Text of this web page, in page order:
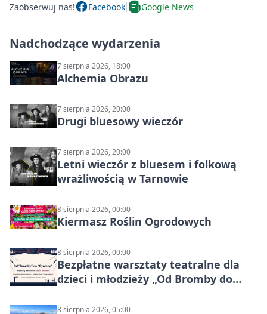
Zaobserwuj nas! Facebook Google News
Nadchodzące wydarzenia
7 sierpnia 2026, 18:00
Alchemia Obrazu
7 sierpnia 2026, 20:00
Drugi bluesowy wieczór
7 sierpnia 2026, 20:00
Letni wieczór z bluesem i folkową
wrażliwością w Tarnowie
8 sierpnia 2026, 00:00
Kiermasz Roślin Ogrodowych
8 sierpnia 2026, 00:00
Bezpłatne warsztaty teatralne dla
dzieci i młodzieży „Od Bromby do
8 sierpnia 2026, 05:00